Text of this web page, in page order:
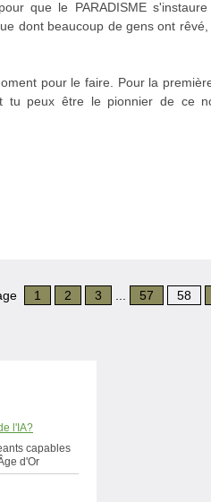
que le PARADISME
dont beaucoup de gens ont
pour le faire. Pour la
tu peux être le pionnier de ce
1 2 3 57 58
l'IA?
capables
d'Or